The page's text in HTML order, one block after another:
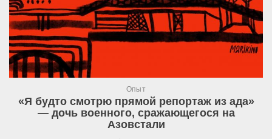
Опыт
«Я будто смотрю прямой репортаж из ада»
— дочь военного, сражающегося на
Азовстали